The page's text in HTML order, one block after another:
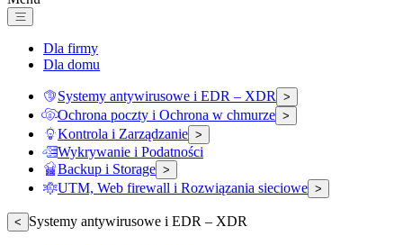
Dla firmy
Dla domu
Systemy antywirusowe i EDR – XDR >
Ochrona poczty i Ochrona w chmurze >
Kontrola i Zarządzanie >
Wykrywanie i Podatności
Backup i Storage >
UTM, Web firewall i Rozwiązania sieciowe >
< Systemy antywirusowe i EDR – XDR